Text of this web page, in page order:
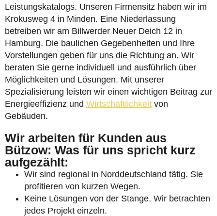
Leistungskatalogs. Unseren Firmensitz haben wir im
Krokusweg 4 in Minden. Eine Niederlassung
betreiben wir am Billwerder Neuer Deich 12 in
Hamburg. Die baulichen Gegebenheiten und Ihre
Vorstellungen geben für uns die Richtung an. Wir
beraten Sie gerne individuell und ausführlich über
Möglichkeiten und Lösungen. Mit unserer
Spezialisierung leisten wir einen wichtigen Beitrag zur
Energieeffizienz und Wirtschaftlichkeit von
Gebäuden.
Wir arbeiten für Kunden aus
Bützow: Was für uns spricht kurz
aufgezählt:
Wir sind regional in Norddeutschland tätig. Sie
profitieren von kurzen Wegen.
Keine Lösungen von der Stange. Wir betrachten
jedes Projekt einzeln.